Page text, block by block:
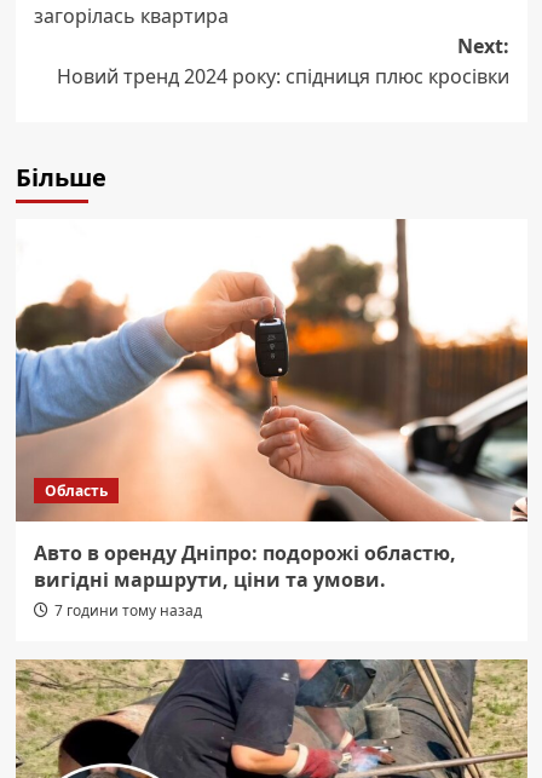
загорілась квартира
Next:
Новий тренд 2024 року: спідниця плюс кросівки
Більше
Область
Авто в оренду Дніпро: подорожі областю,
вигідні маршрути, ціни та умови.
7 години тому назад